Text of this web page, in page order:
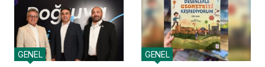
GENEL GENEL